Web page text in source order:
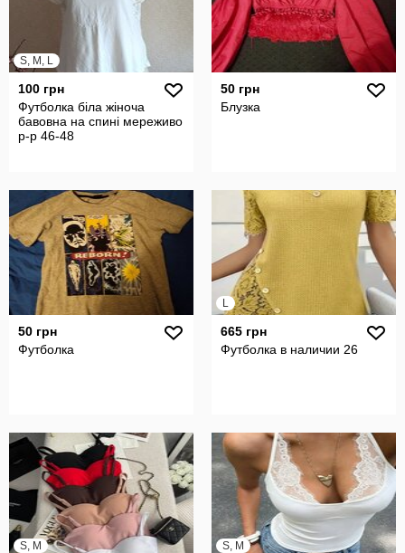
S, M, L
100 грн
Футболка біла жіноча
бавовна на спині мереживо
р-р 46-48
50 грн
Блузка
50 грн
Футболка
L
665 грн
Футболка в наличии 26
S, M S, M